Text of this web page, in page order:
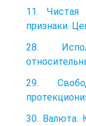
11. Чистая
признаки.
28.
29.
30. Валюта.